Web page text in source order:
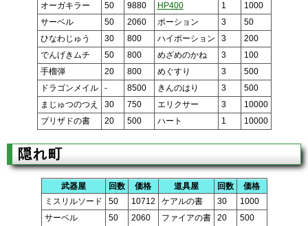
オーガキラー
50 9880 HP400 1
1000
サーベル
50 2060 ポーション 3
50
ひなわじゅう
30 800 ハイポーション 3
200
でんげきムチ
50 800 めざめのかね 3
100
手榴弾
20 800 めぐすり 3
500
ドラゴンメイル
- 8500 きんのはり 3
500
まじゅつのつえ
30 750 エリクサー 3
10000
ブリザドの書
20 500 ハート 1 10000
隠れ町
武器屋 回数 価格 道具屋 回数
価格
ミスリルソード
50 10712 ケアルの書 30
1000
サーベル
50 2060 ファイアの書 20
500